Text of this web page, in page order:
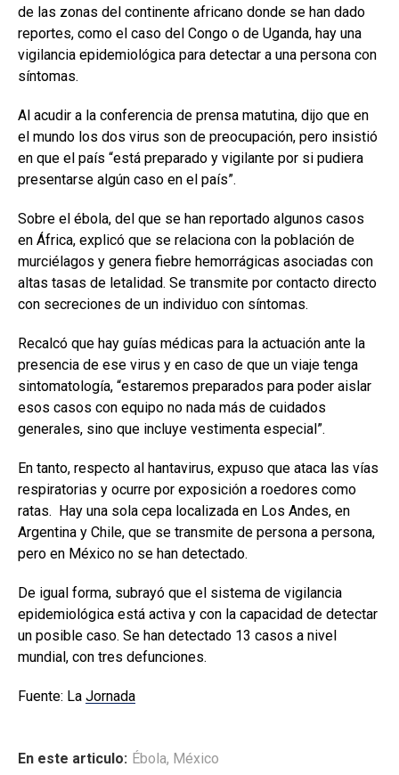
de las zonas del continente africano donde se han dado
reportes, como el caso del Congo o de Uganda, hay una
vigilancia epidemiológica para detectar a una persona con
síntomas.
Al acudir a la conferencia de prensa matutina, dijo que en
el mundo los dos virus son de preocupación, pero insistió
en que el país “está preparado y vigilante por si pudiera
presentarse algún caso en el país”.
Sobre el ébola, del que se han reportado algunos casos
en África, explicó que se relaciona con la población de
murciélagos y genera fiebre hemorrágicas asociadas con
altas tasas de letalidad. Se transmite por contacto directo
con secreciones de un individuo con síntomas.
Recalcó que hay guías médicas para la actuación ante la
presencia de ese virus y en caso de que un viaje tenga
sintomatología, “estaremos preparados para poder aislar
esos casos con equipo no nada más de cuidados
generales, sino que incluye vestimenta especial”.
En tanto, respecto al hantavirus, expuso que ataca las vías
respiratorias y ocurre por exposición a roedores como
ratas. Hay una sola cepa localizada en Los Andes, en
Argentina y Chile, que se transmite de persona a persona,
pero en México no se han detectado.
De igual forma, subrayó que el sistema de vigilancia
epidemiológica está activa y con la capacidad de detectar
un posible caso. Se han detectado 13 casos a nivel
mundial, con tres defunciones.
Fuente: La Jornada
En este articulo: Ébola, México